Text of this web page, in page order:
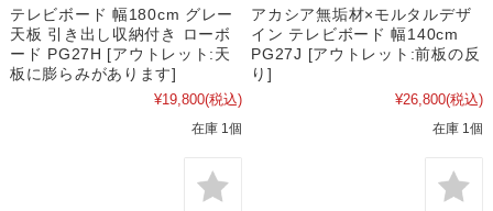
テレビボード 幅180cm グレー
天板 引き出し収納付き ローボ
ード PG27H [アウトレット:天
板に膨らみがあります]
¥19,800(税込)
在庫 1個
アカシア無垢材×モルタルデザ
イン テレビボード 幅140cm
PG27J [アウトレット:前板の反
り]
¥26,800(税込)
在庫 1個